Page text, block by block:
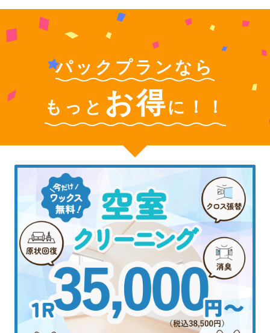
パックプランなら
もっと お得に！！